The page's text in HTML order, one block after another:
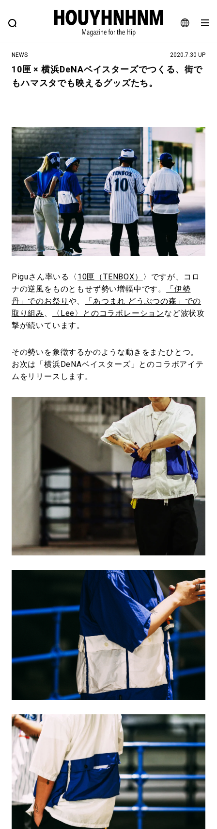
JA
EN
FEATURE BLOG SNAP
ヒップなファッション、カルチャー、ライフスタイルWEBマガジン
#NEW VINTAGE #マイナーグッド図鑑
#路地裏てぃーん。 #MONTHLY JOURNAL
#GH 銘品の所以 #フイナムのYouTube
#Commune H #FOCUS IT #AH.H
#ととけん #FASHION #MUSIC #MOVIE
#LIFESTYLE #SNEAKER #OUTDOOR
#SPORTS #HANDSOME HANDBOOK
NEWS 2020.7.30 UP
10匣 × 横浜DeNAベイスターズでつくる、街で
もハマスタでも映えるグッズたち。
Piguさん率いる〈 10匣（TENBOX）
〉ですが、コロ
ナの逆風をものともせず勢い増幅中です。
「伊勢
丹」でのお祭り や、
「あつまれ どうぶつの森」での
取り組み 、 〈Lee〉とのコラボレーションなど波状攻
撃が続いています。
その勢いを象徴するかのような動きをまたひとつ。
お次は「横浜DeNAベイスターズ」とのコラボアイテ
ムをリリースします。